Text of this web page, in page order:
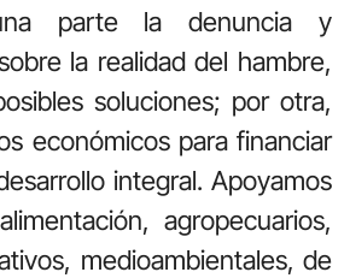
parte la denuncia y
la realidad del hambre,
soluciones; por otra,
económicos para financiar
integral. Apoyamos
agropecuarios,
medioambientales, de